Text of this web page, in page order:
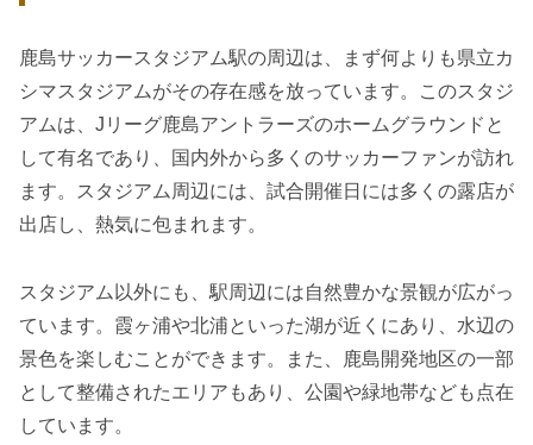
鹿島サッカースタジアム駅の周辺は、まず何よりも県立カ
シマスタジアムがその存在感を放っています。このスタジ
アムは、Jリーグ鹿島アントラーズのホームグラウンドと
して有名であり、国内外から多くのサッカーファンが訪れ
ます。スタジアム周辺には、試合開催日には多くの露店が
出店し、熱気に包まれます。
スタジアム以外にも、駅周辺には自然豊かな景観が広がっ
ています。霞ヶ浦や北浦といった湖が近くにあり、水辺の
景色を楽しむことができます。また、鹿島開発地区の一部
として整備されたエリアもあり、公園や緑地帯なども点在
しています。